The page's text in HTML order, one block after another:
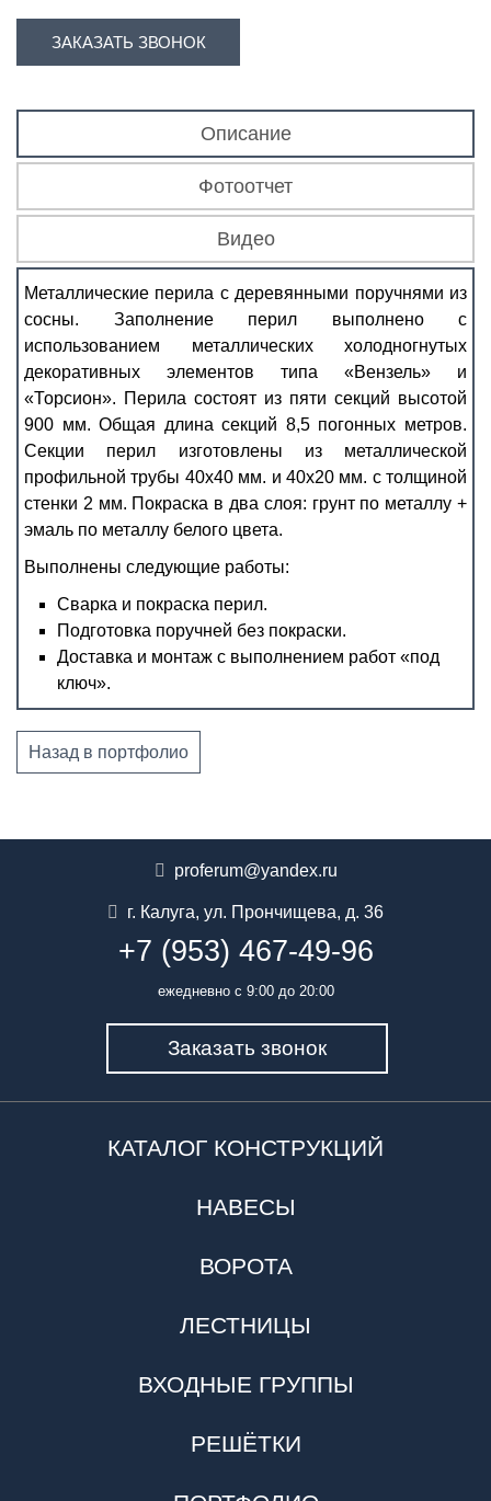
ЗАКАЗАТЬ ЗВОНОК
Описание
Фотоотчет
Видео
Металлические перила с деревянными поручнями из
сосны. Заполнение перил выполнено с
использованием металлических холодногнутых
декоративных элементов типа «Вензель» и
«Торсион». Перила состоят из пяти секций высотой
900 мм. Общая длина секций 8,5 погонных метров.
Секции перил изготовлены из металлической
профильной трубы 40х40 мм. и 40х20 мм. с толщиной
стенки 2 мм. Покраска в два слоя: грунт по металлу +
эмаль по металлу белого цвета.
Выполнены следующие работы:
Сварка и покраска перил.
Подготовка поручней без покраски.
Доставка и монтаж с выполнением работ «под
ключ».
Назад в портфолио
proferum@yandex.ru
г. Калуга, ул. Прончищева, д. 36
+7 (953) 467-49-96
ежедневно с 9:00 до 20:00
Заказать звонок
КАТАЛОГ КОНСТРУКЦИЙ
НАВЕСЫ
ВОРОТА
ЛЕСТНИЦЫ
ВХОДНЫЕ ГРУППЫ
РЕШЁТКИ